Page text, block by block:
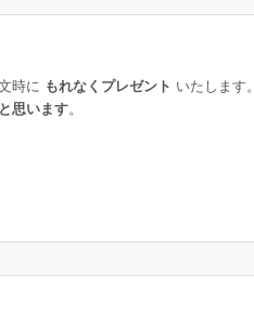
時に もれなくプレゼント いたします。
思います。